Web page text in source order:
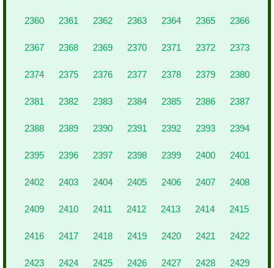
2360 2361 2362 2363 2364 2365 2366
2367 2368 2369 2370 2371 2372 2373
2374 2375 2376 2377 2378 2379 2380
2381 2382 2383 2384 2385 2386 2387
2388 2389 2390 2391 2392 2393 2394
2395 2396 2397 2398 2399 2400 2401
2402 2403 2404 2405 2406 2407 2408
2409 2410 2411 2412 2413 2414 2415
2416 2417 2418 2419 2420 2421 2422
2423 2424 2425 2426 2427 2428 2429